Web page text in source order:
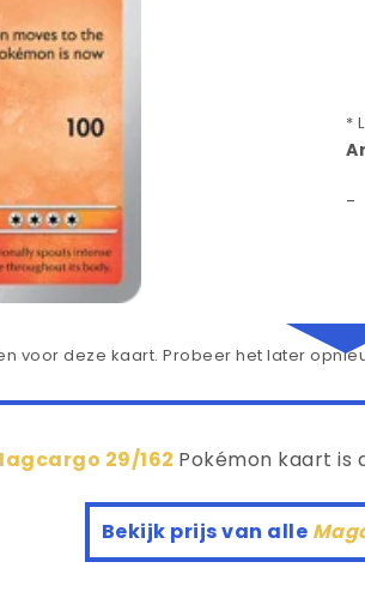
*
-
voor deze kaart. Probeer het later
29/162 Pokémon kaart is
Bekijk prijs van alle